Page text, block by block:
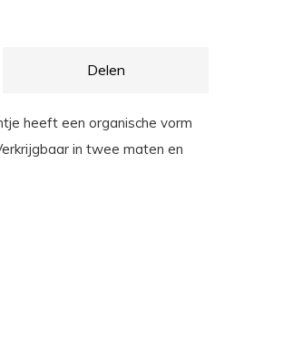
Delen
heeft een organische vorm
in twee maten en